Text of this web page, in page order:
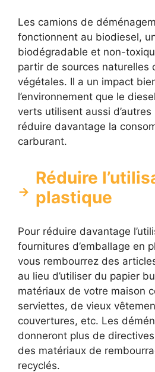
Les camions de
fonctionnent au biodiesel,
biodégradable et non-
partir de sources naturelles
végétales. Il a un impact
l’environnement que le
verts utilisent aussi
réduire davantage la
carburant.
Réduire
plastique
Pour réduire davantage
fournitures d’emballage en
vous rembourrez des
au lieu d’utiliser du papier
matériaux de votre maison
serviettes, de vieux
couvertures, etc. Les
donneront plus de
des matériaux de
recyclés.